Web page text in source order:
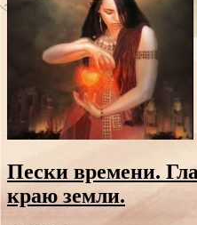
Пески времени.
краю земли.